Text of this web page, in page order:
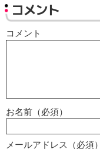
コメント
コメント
お名前（必須）
メールアドレス（必